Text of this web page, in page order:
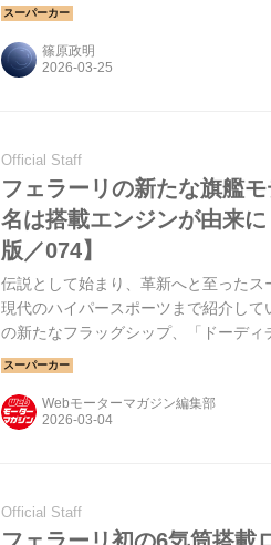
篠原政明
Official Staff
フェラーリの新たな旗艦
名は搭載エンジンが由来
版／074】
伝説として始まり、革新へと至った
現代のハイパースポーツまで紹介し
の新たなフラッグシップ、「ドーディ
Webモーターマガジン編集部
Official Staff